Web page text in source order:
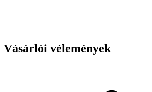
Vásárlói vélemények